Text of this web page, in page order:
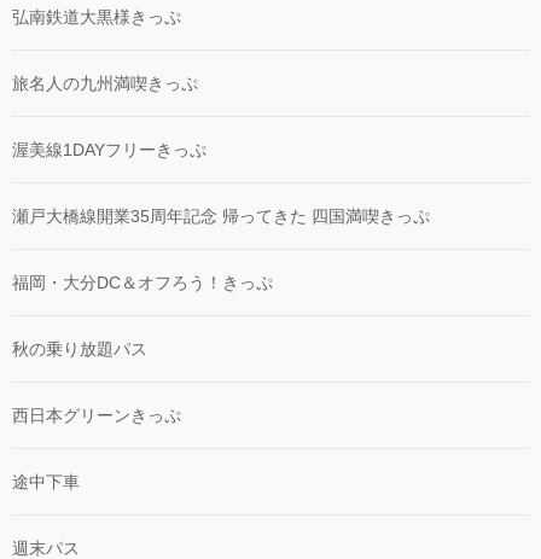
弘南鉄道大黒様きっぷ
旅名人の九州満喫きっぷ
渥美線1DAYフリーきっぷ
瀬戸大橋線開業35周年記念 帰ってきた 四国満喫きっぷ
福岡・大分DC＆オフろう！きっぷ
秋の乗り放題パス
西日本グリーンきっぷ
途中下車
週末パス